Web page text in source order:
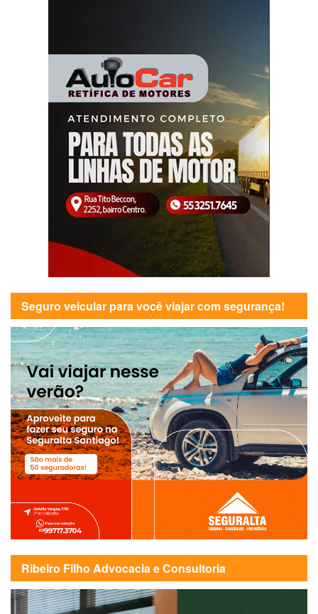
Seguro veicular para você viajar com segurança!
Ribeiro Filho Advocacia e Consultoria